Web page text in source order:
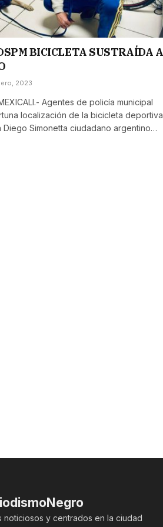
BICICLETA SUSTRAÍDA A
2023
Agentes de policía municipal
localización de la bicicleta deportiva
Simonetta ciudadano argentino…
noticiosos y centrados en la ciudad